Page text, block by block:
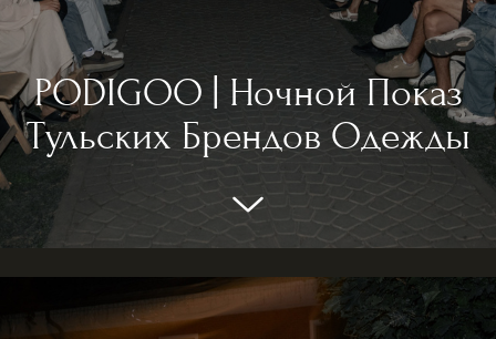
PODIGOO | Ночной Показ
Тульских Брендов Одежды